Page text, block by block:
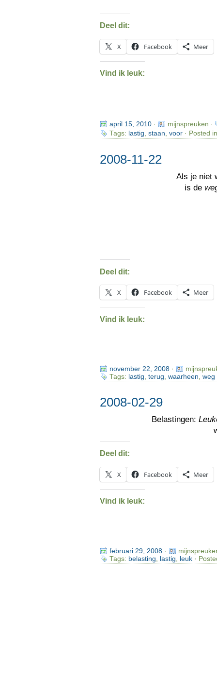
Deel dit:
X Facebook Meer
Vind ik leuk:
april 15, 2010·
mijnspreuken ·
Tags: lastig, staan, voor· Posted
2008-11-22
Als je niet
is de
Deel dit:
X Facebook Meer
Vind ik leuk:
november 22, 2008·
Tags: lastig terug waarheen weg
2008-02-29
Belastingen:
Deel dit:
X Facebook Meer
Vind ik leuk:
februari 29, 2008·
Tags: belasting lastig leuk·